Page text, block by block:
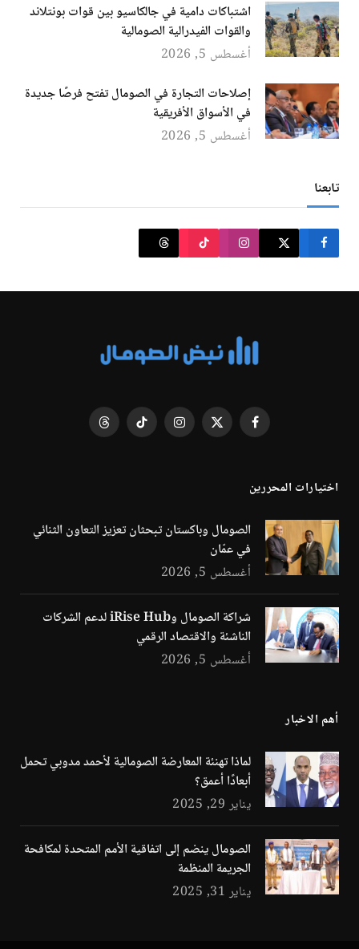
اشتباكات دامية في جالكاسيو بين قوات بونتلاند
والقوات الفيدرالية الصومالية
أغسطس 5, 2026
إصلاحات التجارة في الصومال تفتح فرصًا جديدة
في الأسواق الأفريقية
أغسطس 5, 2026
تابعنا
فيسبوك X
الانستغرامتيكتوك Threads
اختيارات المحررين
الصومال وباكستان تبحثان تعزيز التعاون الثنائي
في عمّان
أغسطس 5, 2026
شراكة الصومال وiRise Hub لدعم الشركات
الناشئة والاقتصاد الرقمي
أغسطس 5, 2026
أهم الاخبار
لماذا تهنئة المعارضة الصومالية لأحمد مدوبي تحمل
أبعادًا أعمق؟
يناير 29, 2025
الصومال ينضم إلى اتفاقية الأمم المتحدة لمكافحة
الجريمة المنظمة
يناير 31, 2025